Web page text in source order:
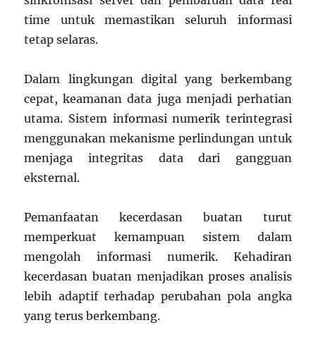
time untuk memastikan seluruh informasi
tetap selaras.
Dalam lingkungan digital yang berkembang
cepat, keamanan data juga menjadi perhatian
utama. Sistem informasi numerik terintegrasi
menggunakan mekanisme perlindungan untuk
menjaga integritas data dari gangguan
eksternal.
Pemanfaatan kecerdasan buatan turut
memperkuat kemampuan sistem dalam
mengolah informasi numerik. Kehadiran
kecerdasan buatan menjadikan proses analisis
lebih adaptif terhadap perubahan pola angka
yang terus berkembang.